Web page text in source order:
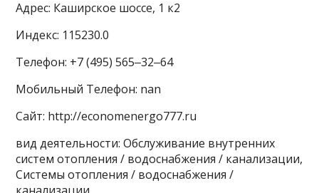
Адрес: Каширское шоссе, 1 к2
Индекс: 115230.0
Телефон: +7 (495) 565‒32‒64
Мобильный Телефон: nan
Сайт: http://economenergo777.ru
вид деятельности: Обслуживание внутренних
систем отопления / водоснабжения / канализации,
Системы отопления / водоснабжения /